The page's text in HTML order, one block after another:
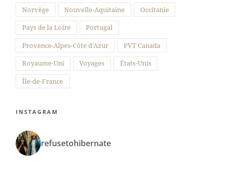
Norvège Nouvelle-Aquitaine Occitanie
Pays de la Loire Portugal
Provence-Alpes-Côte d'Azur PVT Canada
Royaume-Uni Voyages États-Unis
Île-de-France
INSTAGRAM
refusetohibernate